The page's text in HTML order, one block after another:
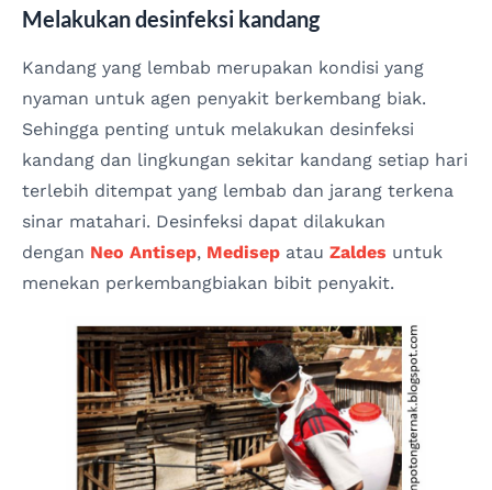
Melakukan desinfeksi kandang
Kandang yang lembab merupakan kondisi yang
nyaman untuk agen penyakit berkembang biak.
Sehingga penting untuk melakukan desinfeksi
kandang dan lingkungan sekitar kandang setiap hari
terlebih ditempat yang lembab dan jarang terkena
sinar matahari. Desinfeksi dapat dilakukan
dengan Neo Antisep, Medisep atau Zaldes untuk
menekan perkembangbiakan bibit penyakit.